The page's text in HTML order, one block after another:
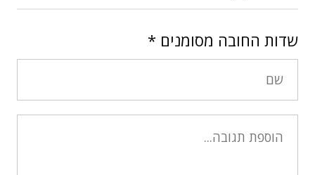
שדות החובה מסומנים *